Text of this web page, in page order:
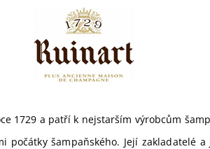
1729 a patří k nejstarším výrobcům
počátky šampaňského. Její zakladatelé